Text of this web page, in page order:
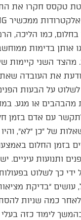
טקסס חקרו את
בחלום, כמו הליכה,
אותן בדימות
מהצד השני קיימות
את העובדה
על הבעות
מהבהבים או מגע.
עם אדם בזמן
של ״כן ״לא״,
בזמן החלום
ותנועות עיניים.
כך לשלוט
עושים ״בדיקת
כמה שניות
לימוד כזה